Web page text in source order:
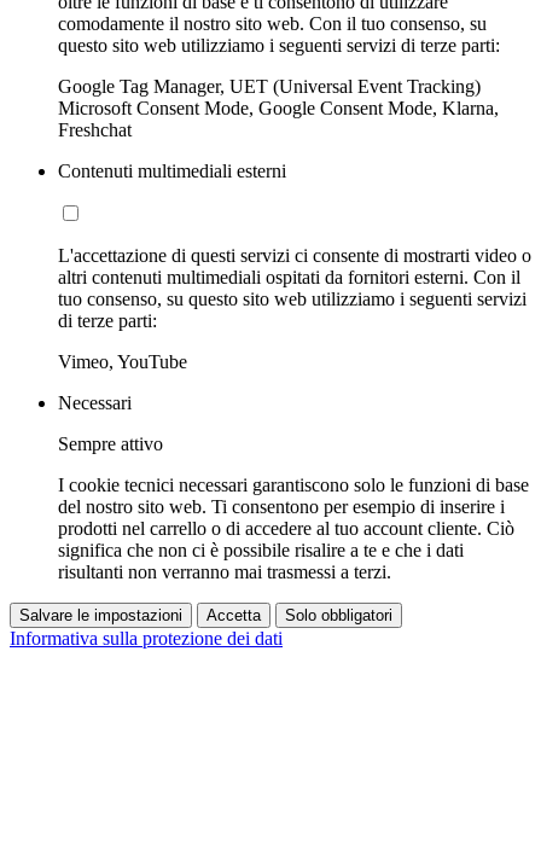
comodamente il nostro sito web. Con il tuo consenso, su
questo sito web utilizziamo i seguenti servizi di terze parti:
Google Tag Manager, UET (Universal Event Tracking)
Microsoft Consent Mode, Google Consent Mode, Klarna,
Freshchat
Contenuti multimediali esterni
L'accettazione di questi servizi ci consente di mostrarti video o
altri contenuti multimediali ospitati da fornitori esterni. Con il
tuo consenso, su questo sito web utilizziamo i seguenti servizi
di terze parti:
Vimeo, YouTube
Necessari
Sempre attivo
I cookie tecnici necessari garantiscono solo le funzioni di base
del nostro sito web. Ti consentono per esempio di inserire i
prodotti nel carrello o di accedere al tuo account cliente. Ciò
significa che non ci è possibile risalire a te e che i dati
risultanti non verranno mai trasmessi a terzi.
Salvare le impostazioni Accetta Solo obbligatori
Informativa sulla protezione dei dati